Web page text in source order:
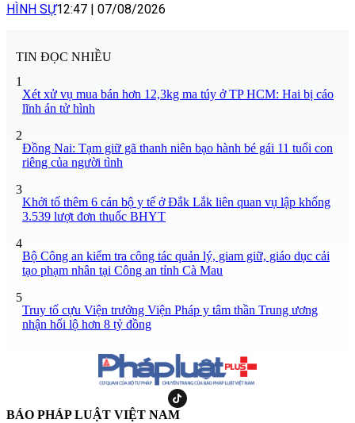
HÌNH SỰ12:47 | 07/08/2026
TIN ĐỌC NHIỀU
1
Xét xử vụ mua bán hơn 12,3kg ma túy ở TP HCM: Hai bị cáo
lĩnh án tử hình
2
Đồng Nai: Tạm giữ gã thanh niên bạo hành bé gái 11 tuổi con
riêng của người tình
3
Khởi tố thêm 6 cán bộ y tế ở Đắk Lắk liên quan vụ lập khống
3.539 lượt đơn thuốc BHYT
4
Bộ Công an kiểm tra công tác quản lý, giam giữ, giáo dục cải
tạo phạm nhân tại Công an tỉnh Cà Mau
5
Truy tố cựu Viện trưởng Viện Pháp y tâm thần Trung ương
nhận hối lộ hơn 8 tỷ đồng
BÁO PHÁP LUẬT VIỆT NAM